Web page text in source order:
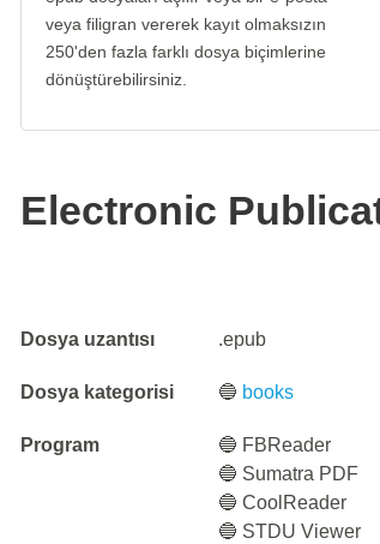
veya filigran vererek kayıt olmaksızın
250'den fazla farklı dosya biçimlerine
dönüştürebilirsiniz.
Electronic
Dosya uzantısı .epub
Dosya kategorisi 🔵 books
Program
🔵 FBReader
🔵 Sumatra PDF
🔵 CoolReader
🔵 STDU Viewer